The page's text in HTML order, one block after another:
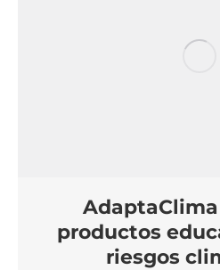
productos
riesgos